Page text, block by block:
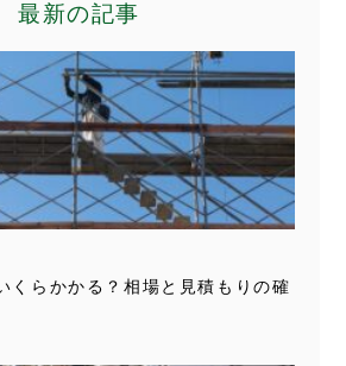
最新の記事
くらかかる？相場と見積もりの確